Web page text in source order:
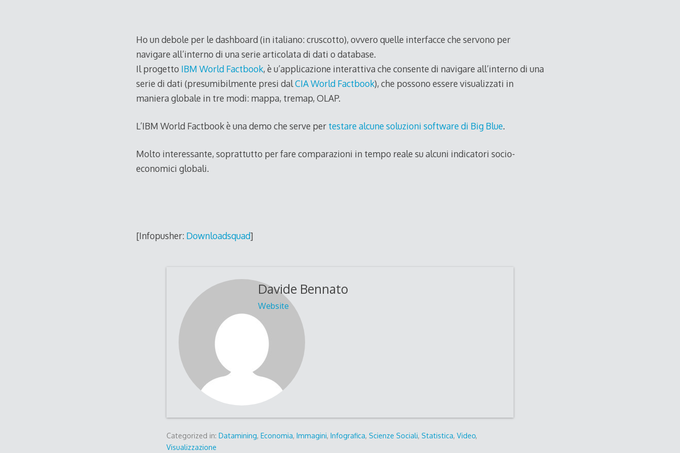
Ho un debole per le dashboard (in italiano: cruscotto), ovvero quelle interfacce che servono per
navigare all’interno di una serie articolata di dati o database.
Il progetto IBM World Factbook, è u’applicazione interattiva che consente di navigare all’interno di una
serie di dati (presumibilmente presi dalCIA World Factbook), che possono essere visualizzati in
maniera globale in tre modi: mappa, tremap, OLAP.
L’IBM World Factbook è una demo che serve per testare alcune soluzioni software di Big Blue.
Molto interessante, soprattutto per fare comparazioni in tempo reale su alcuni indicatori socio-
economici globali.
[Infopusher: Downloadsquad]
Davide Bennato
Website
Categorized in:Datamining,Economia,Immagini,Infografica,Scienze Sociali,Statistica,Video,
Visualizzazione